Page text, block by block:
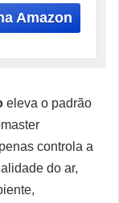
eleva o padrão
controla a
do ar,